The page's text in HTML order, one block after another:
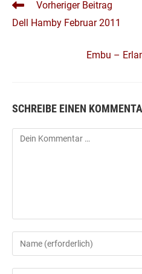
WEITERE
ANSEHEN
Vorheriger Beitrag
Dell Hamby Februar 2011
Embu –
SCHREIBE EINEN
Kommentar
deinen
Namen